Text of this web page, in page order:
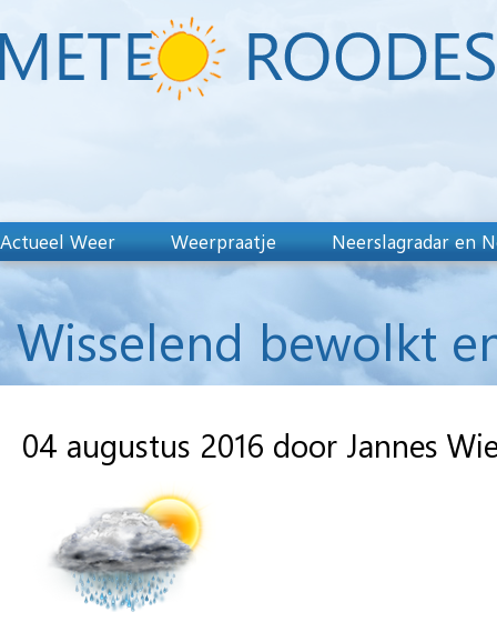
Actueel Weer Weerpraatje Neerslagradar en
Wisselend bewolkt
04 augustus 2016 door Jannes